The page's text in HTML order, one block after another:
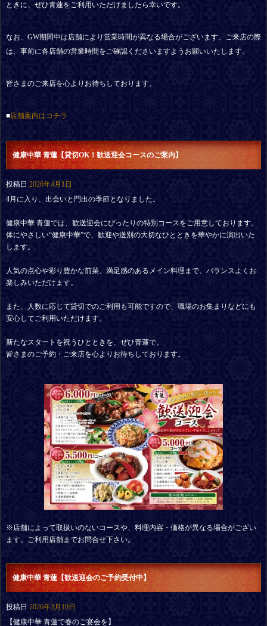
ときに、ぜひ青蓮をご利用いただけましたら幸いです。
なお、GW期間中は店舗により営業時間が異なる場合がございます。ご来店の際
は、事前に各店舗の営業時間をご確認くださいますようお願いいたします。
皆さまのご来店を心よりお待ちしております。
■店舗案内はコチラ
健康中華 青蓮【貸切OK！歓送迎会コースのご案内】
投稿日 2026年4月1日
4月に入り、出会いと門出の季節となりました。
健康中華 青蓮では、歓送迎会にぴったりの特別コースをご用意しております。
体にやさしい“健康中華”で、歓迎や送別の大切なひとときを華やかに演出いた
します。
人気の点心や彩り豊かな前菜、満足感のあるメイン料理まで、バランスよくお
楽しみいただけます。
また、人数に応じて貸切でのご利用も可能ですので、職場のお集まりなどにも
安心してご利用いただけます。
新たなスタートを祝うひとときを、ぜひ青蓮で。
皆さまのご予約・ご来店を心よりお待ちしております。
※店舗によって取扱いのないコースや、料理内容・価格が異なる場合がござい
ます。ご利用店舗までお問合せ下さい。
健康中華 青蓮【歓送迎会のご予約受付中】
投稿日 2026年3月10日
【健康中華 青蓮で春のご宴会を】